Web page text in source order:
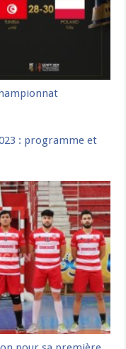
: programme et